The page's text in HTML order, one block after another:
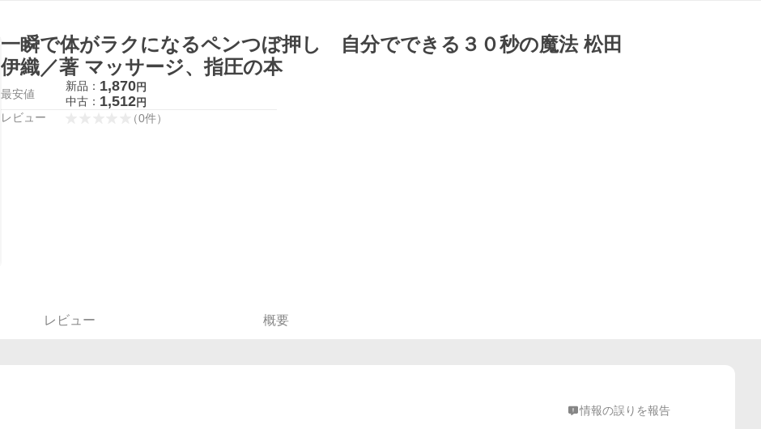
一瞬で体がラクになるペンつぼ押し 自分でできる３０秒の魔法 松田
伊織／著 マッサージ、指圧の本
最安値
新品： 1,870円
中古： 1,512円
レビュー （0件）
レビュー 概要
情報の誤りを報告